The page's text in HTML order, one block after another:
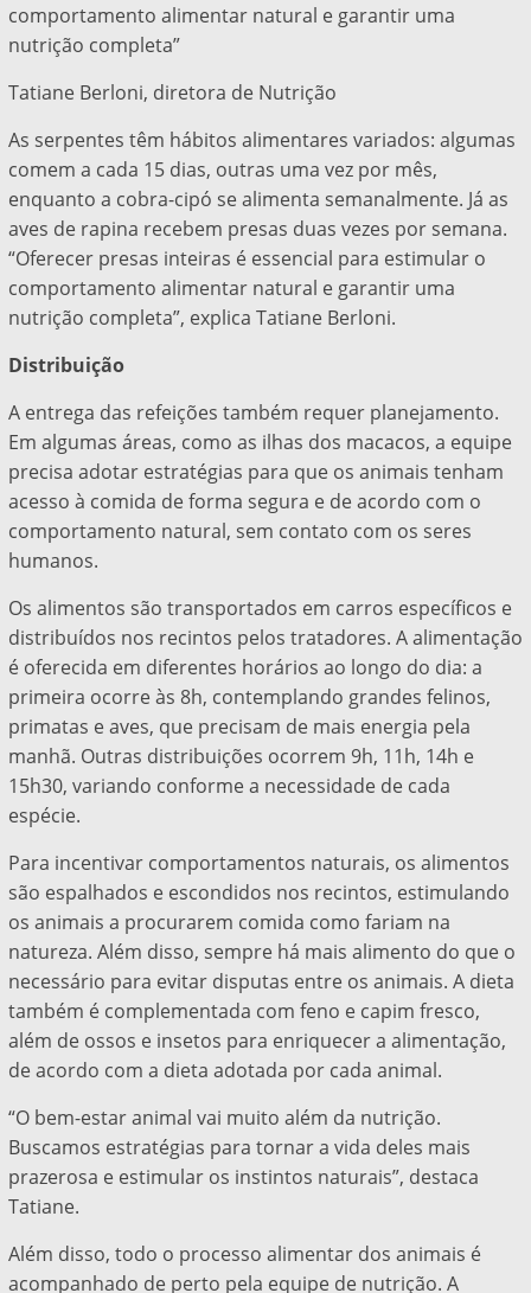
comportamento alimentar natural e garantir uma
nutrição completa”
Tatiane Berloni, diretora de Nutrição
As serpentes têm hábitos alimentares variados: algumas
comem a cada 15 dias, outras uma vez por mês,
enquanto a cobra-cipó se alimenta semanalmente. Já as
aves de rapina recebem presas duas vezes por semana.
“Oferecer presas inteiras é essencial para estimular o
comportamento alimentar natural e garantir uma
nutrição completa”, explica Tatiane Berloni.
Distribuição
A entrega das refeições também requer planejamento.
Em algumas áreas, como as ilhas dos macacos, a equipe
precisa adotar estratégias para que os animais tenham
acesso à comida de forma segura e de acordo com o
comportamento natural, sem contato com os seres
humanos.
Os alimentos são transportados em carros específicos e
distribuídos nos recintos pelos tratadores. A alimentação
é oferecida em diferentes horários ao longo do dia: a
primeira ocorre às 8h, contemplando grandes felinos,
primatas e aves, que precisam de mais energia pela
manhã. Outras distribuições ocorrem 9h, 11h, 14h e
15h30, variando conforme a necessidade de cada
espécie.
Para incentivar comportamentos naturais, os alimentos
são espalhados e escondidos nos recintos, estimulando
os animais a procurarem comida como fariam na
natureza. Além disso, sempre há mais alimento do que o
necessário para evitar disputas entre os animais. A dieta
também é complementada com feno e capim fresco,
além de ossos e insetos para enriquecer a alimentação,
de acordo com a dieta adotada por cada animal.
“O bem-estar animal vai muito além da nutrição.
Buscamos estratégias para tornar a vida deles mais
prazerosa e estimular os instintos naturais”, destaca
Tatiane.
Além disso, todo o processo alimentar dos animais é
acompanhado de perto pela equipe de nutrição. A